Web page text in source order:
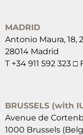
MADRID
Antonio Maura, 18,
28014 Madrid
T +34 911 592 323 □
BRUSSELS (with
Avenue de
1000 Brussels